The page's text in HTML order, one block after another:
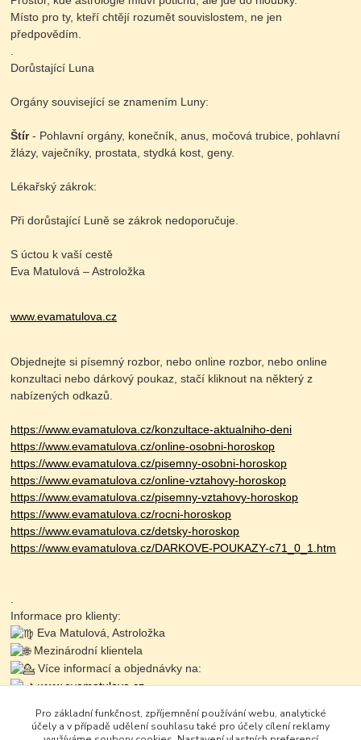
Místo pro ty, kteří chtějí rozumět souvislostem, ne jen
předpovědím.
.
Dorůstající Luna
Orgány související se znamením Luny:
Štír- Pohlavní orgány, konečník, anus, močová trubice, pohlavní
žlázy, vaječníky, prostata, stydká kost, geny.
Lékařský zákrok:
Při dorůstající Luně se zákrok nedoporučuje.
S úctou k vaší cestě
Eva Matulová – Astroložka
www.evamatulova.cz
Objednejte si písemný rozbor, nebo online rozbor, nebo online
konzultaci nebo dárkový poukaz, stačí kliknout na některý z
nabízených odkazů.
https://www.evamatulova.cz/konzultace-aktualniho-deni
https://www.evamatulova.cz/online-osobni-horoskop
https://www.evamatulova.cz/pisemny-osobni-horoskop
https://www.evamatulova.cz/online-vztahovy-horoskop
https://www.evamatulova.cz/pisemny-vztahovy-horoskop
https://www.evamatulova.cz/rocni-horoskop
https://www.evamatulova.cz/detsky-horoskop
https://www.evamatulova.cz/DARKOVE-POUKAZY-c71_0_1.htm
.
Informace pro klienty:
Eva Matulová, Astroložka
Mezinárodní klientela
Více informací a objednávky na:
www.evamatulova.cz
Objednaní: 725 711 703
Pro základní funkčnost, zpříjemnění používání webu, analytické
účely a v případě udělení souhlasu také pro účely cílení reklamy